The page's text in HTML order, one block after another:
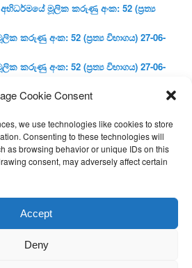
Cookie Consent
we use technologies like cookies to store
Consenting to these technologies will
as browsing behavior or unique IDs on this
consent, may adversely affect certain
Accept
Deny
අභිධර්මයේ මූලික කරුණු අංක: 52 (ප්‍ර‍ත්‍ය
කරුණු අංක: 52 (ප්‍ර‍ත්‍ය විභාගය) 27-06-
කරුණු අංක: 52 (ප්‍ර‍ත්‍ය විභාගය) 27-06-
අභිධර්මයේ මූලික කරුණු අංක: 46 (හෘදය,
මූලික කරුණු අංක: 46 (හෘදය, ජීවිත,
powered by WordPress